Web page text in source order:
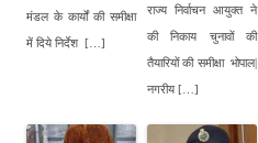
मंडल के कार्यों की समीक्षा
में दिये निर्देश […]
राज्य निर्वाचन आयुक्त ने
की निकाय चुनावों की
तैयारियों की समीक्षा भोपाल|
नगरीय […]